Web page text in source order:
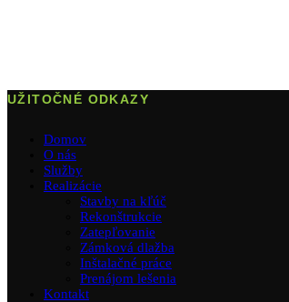
UŽITOČNÉ ODKAZY
Domov
O nás
Služby
Realizácie
Stavby na kľúč
Rekonštrukcie
Zatepľovanie
Zámková dlažba
Inštalačné práce
Prenájom lešenia
Kontakt